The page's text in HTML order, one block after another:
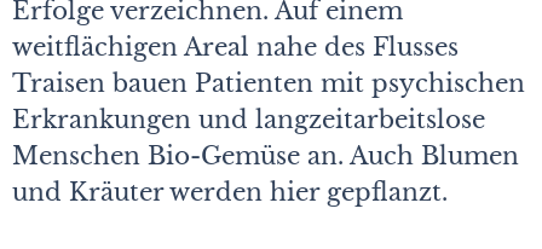
Erfolge verzeichnen. Auf einem
weitflächigen Areal nahe des Flusses
Traisen bauen Patienten mit psychischen
Erkrankungen und langzeitarbeitslose
Menschen Bio-Gemüse an. Auch Blumen
und Kräuter werden hier gepflanzt.